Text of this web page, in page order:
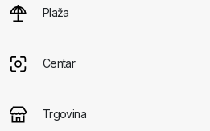
Plaža
Centar
Trgovina